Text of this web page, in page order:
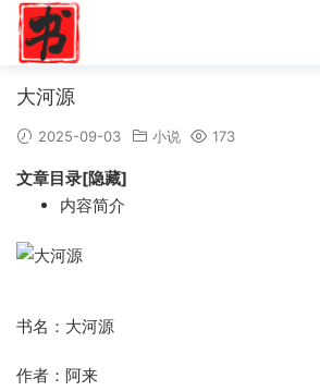
大河源
2025-09-03 小说 173
文章目录[隐藏]
内容简介
书名：大河源
作者：阿来